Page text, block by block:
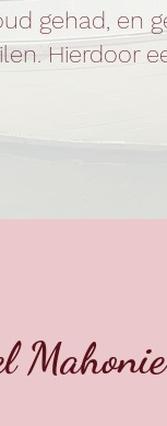
gehad, en
Hierdoor